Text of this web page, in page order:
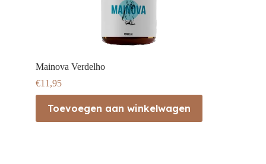
Mainova Verdelho
€11,95
Toevoegen aan winkelwagen